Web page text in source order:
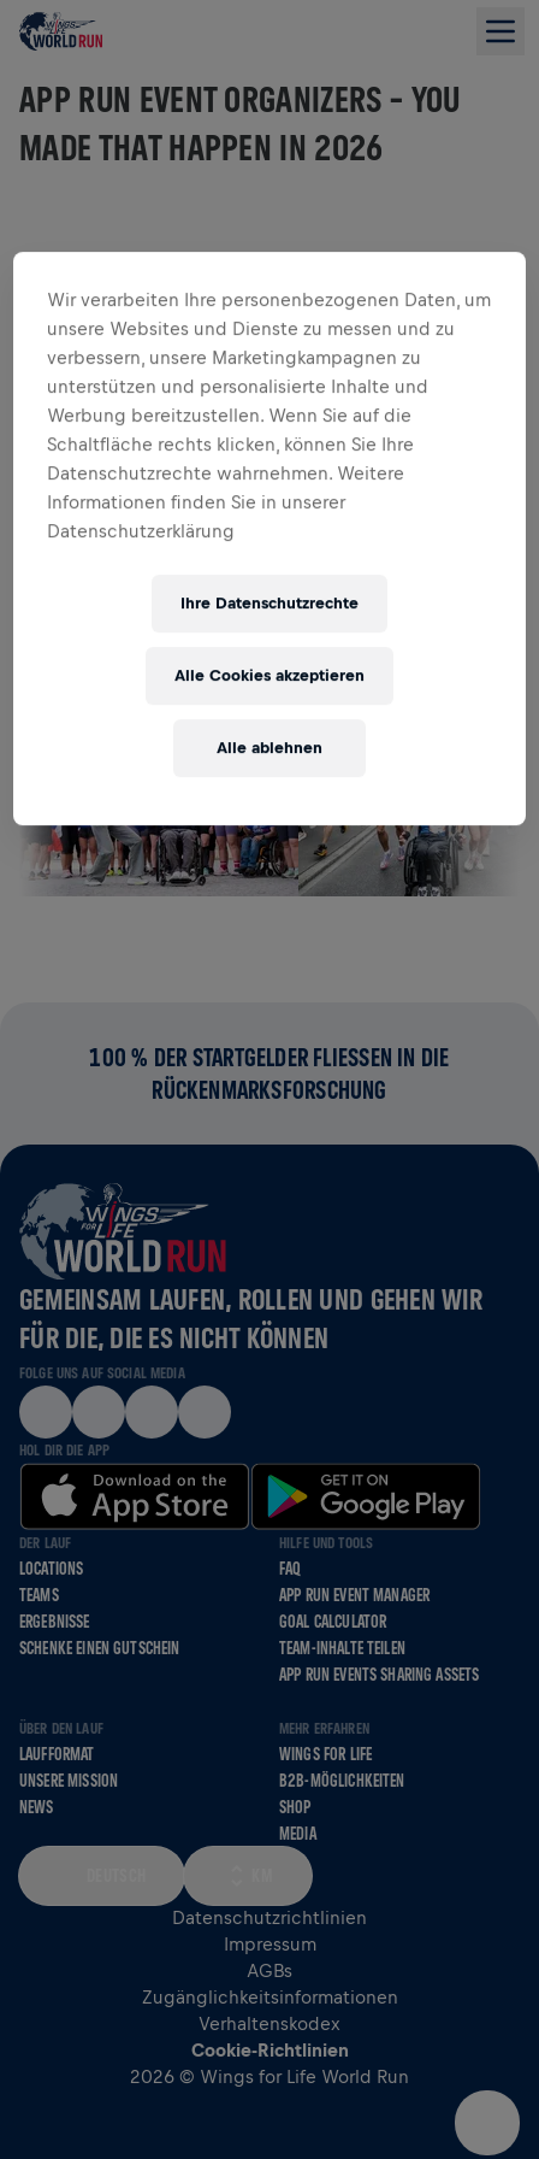
APP RUN EVENT ORGANIZERS – YOU
MADE THAT HAPPEN IN 2026
Wings for Life World Run Community bei diesem
einzigartigen globalen Laufevent, das die Forschung zur
Heilung von Rückenmarksverletzungen unterstützt.
Jeder Schritt, den du machst, bringt uns der Heilung von
Rückenmarksverletzungen näher. Lass uns für die laufen,
die es nicht können, am 9. Mai 2027!
Die Anmeldung öffnet am 5. November 2026 um 11:00 Uhr
UTC. Wir lassen dich wissen, sobald es live ist.
BENACHRICHTIGUNG ERHALTEN
100 % DER STARTGELDER FLIESSEN IN DIE R
ÜCKENMARKSFORSCHUNG
GEMEINSAM LAUFEN, ROLLEN UND GEHEN WIR
FÜR DIE, DIE ES NICHT KÖNNEN
FOLGE UNS AUF SOCIAL MEDIA
HOL DIR DIE APP
DER LAUF
LOCATIONS
TEAMS
ERGEBNISSE
SCHENKE EINEN GUTSCHEIN
HILFE UND TOOLS
FAQ
APP RUN EVENT MANAGER
GOAL CALCULATOR
TEAM-INHALTE TEILEN
APP RUN EVENTS SHARING ASSETS
ÜBER DEN LAUF
LAUFFORMAT
UNSERE MISSION
NEWS
MEHR ERFAHREN
WINGS FOR LIFE
B2B-MÖGLICHKEITEN
SHOP
MEDIA
Datenschutzrichtlinien
Impressum
AGBs
Zugänglichkeitsinformationen
Verhaltenskodex
Cookie-Richtlinien
2026 © Wings for Life World Run
Wir verarbeiten Ihre personenbezogenen Daten, um
unsere Websites und Dienste zu messen und zu
verbessern, unsere Marketingkampagnen zu
unterstützen und personalisierte Inhalte und
Werbung bereitzustellen. Wenn Sie auf die
Schaltfläche rechts klicken, können Sie Ihre
Datenschutzrechte wahrnehmen. Weitere
Informationen finden Sie in unserer
Datenschutzerklärung
Ihre Datenschutzrechte
Alle ablehnen
Alle Cookies akzeptieren